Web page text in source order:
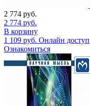
2 774 руб.
2 774 руб.
В корзину
1 109 руб. Онлайн доступ
Ознакомиться